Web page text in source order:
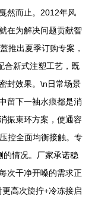
然而止。2012年风
在为解决问题贡献智
推出夏季订购专案，
合新式注塑工艺，既
封效果。\n日常场景
留下一袖水痕都是消
振束环方案，使通容
控全面均衡接触。专
的情况。厂家承诺稳
次干净开嗓的需求正
高次旋拧+冷冻接启